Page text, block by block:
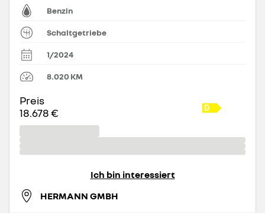
Benzin
Schaltgetriebe
1/2024
8.020KM
Preis
18.678 €
Ich bin interessiert
HERMANN GMBH